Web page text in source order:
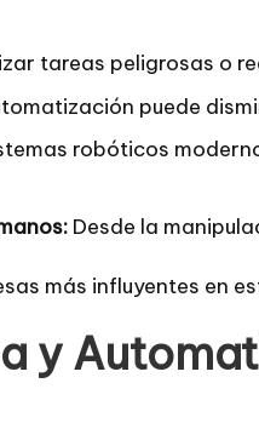
tareas peligrosas o
puede
robóticos
Desde la
más influyentes en
y